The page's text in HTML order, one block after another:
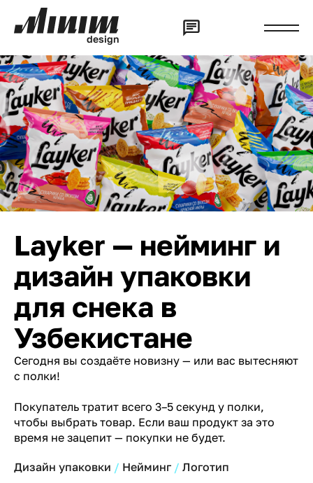
design
Layker — нейминг и
дизайн упаковки
для снека в
Узбекистане
Сегодня вы создаёте новизну — или вас вытесняют
с полки!
Покупатель тратит всего 3–5 секунд у полки,
чтобы выбрать товар. Если ваш продукт за это
время не зацепит — покупки не будет.
Дизайн упаковки Нейминг Логотип